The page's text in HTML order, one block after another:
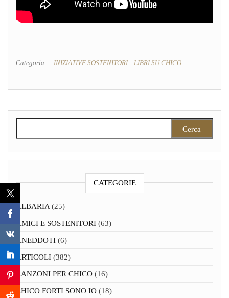
Categoria INIZIATIVE SOSTENITORI LIBRI SU CHICO
CATEGORIE
ALBARIA (25)
AMICI E SOSTENITORI (63)
ANEDDOTI (6)
ARTICOLI (382)
CANZONI PER CHICO (16)
CHICO FORTI SONO IO (18)